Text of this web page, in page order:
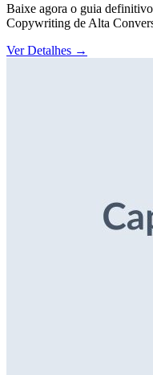
Baixe agora o guia
Copywriting de Alta
Ver Detalhes →